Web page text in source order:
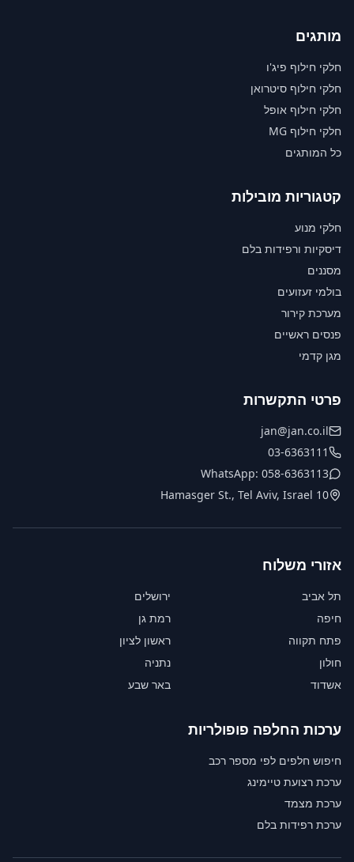
מותגים
חלקי חילוף פיג'ו
חלקי חילוף סיטרואן
חלקי חילוף אופל
חלקי חילוף MG
כל המותגים
קטגוריות מובילות
חלקי מנוע
דיסקיות ורפידות בלם
מסננים
בולמי זעזועים
מערכת קירור
פנסים ראשיים
מגן קדמי
פרטי התקשרות
jan@jan.co.il
03-6363111
WhatsApp: 058-6363113
10 Hamasger St., Tel Aviv, Israel
אזורי משלוח
תל אביב
ירושלים
חיפה
רמת גן
פתח תקווה
ראשון לציון
חולון
נתניה
אשדוד
באר שבע
ערכות החלפה פופולריות
חיפוש חלפים לפי מספר רכב
ערכת רצועת טיימינג
ערכת מצמד
ערכת רפידות בלם